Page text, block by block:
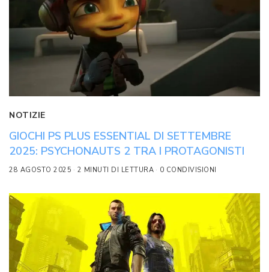
NOTIZIE
GIOCHI PS PLUS ESSENTIAL DI SETTEMBRE
2025: PSYCHONAUTS 2 TRA I PROTAGONISTI
28 AGOSTO 2025 2 MINUTI DI LETTURA 0 CONDIVISIONI